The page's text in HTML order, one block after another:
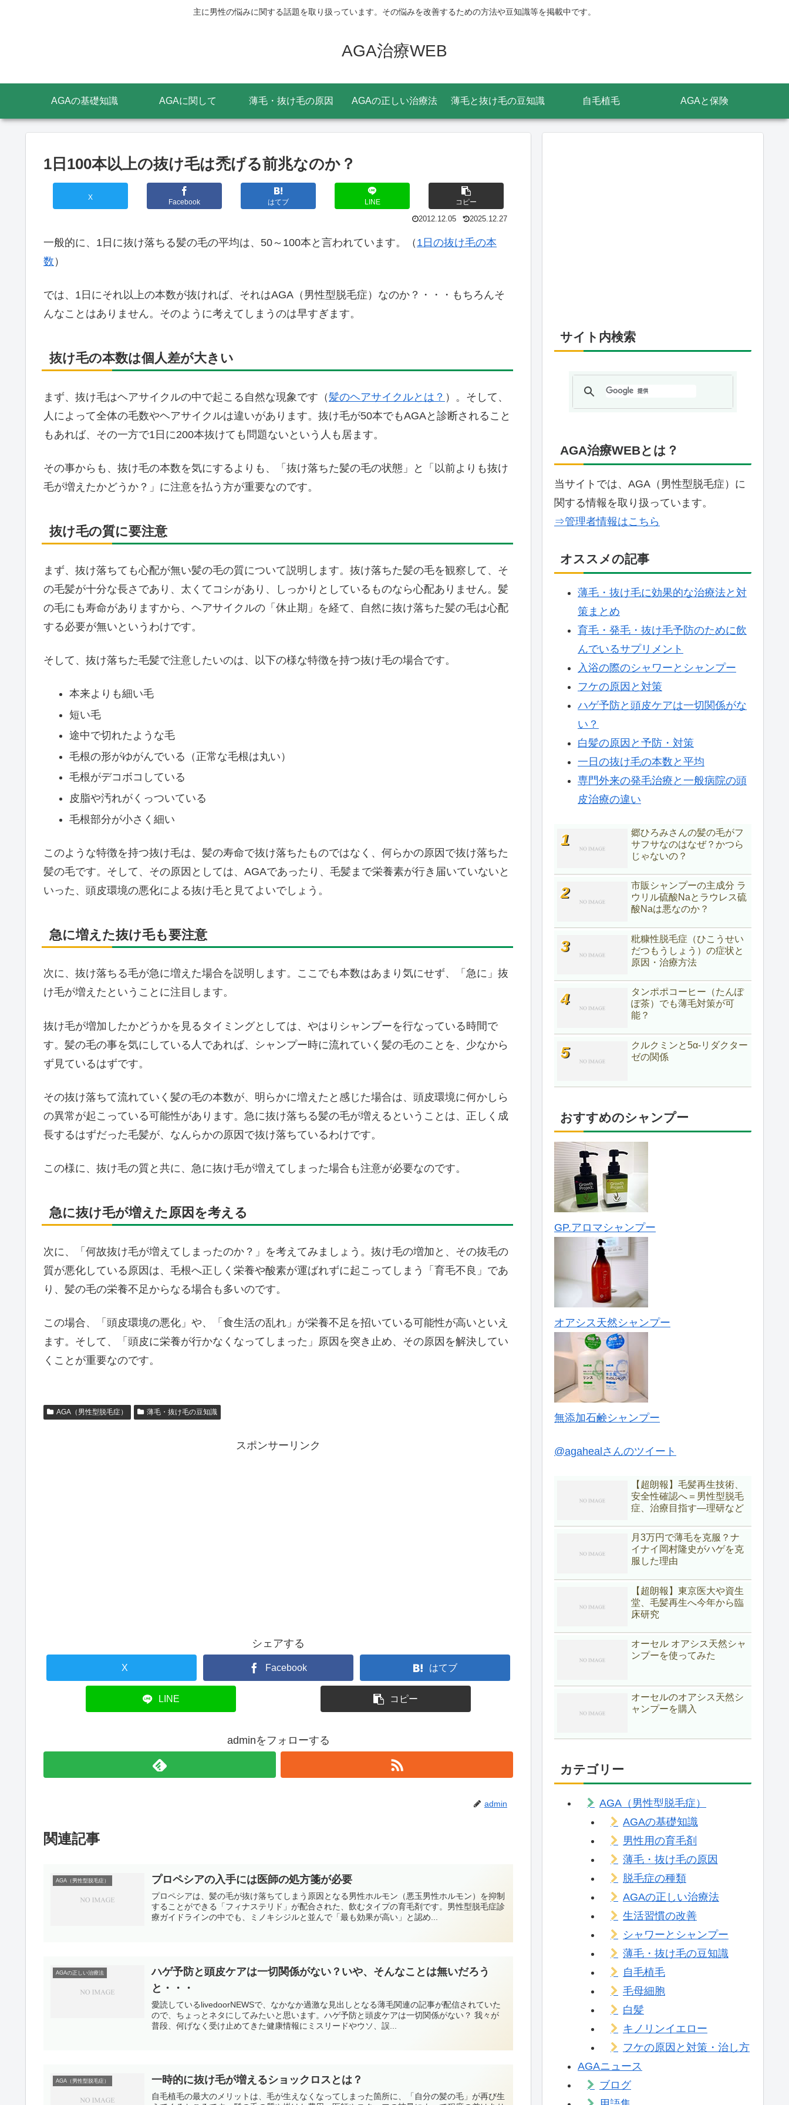
主に男性の悩みに関する話題を取り扱っています。その悩みを改善するための方法や豆知識等を掲載中です。
AGA治療WEB
AGAの基礎知識 AGAに関して 薄毛・抜け毛の原因 AGAの正しい治療法 薄毛と抜け毛の豆知識 自毛植毛 AGAと保険
1日100本以上の抜け毛は禿げる前兆なのか？
X
Facebook はてブ LINE コピー
2012.12.05 2025.12.27
一般的に、1日に抜け落ちる髪の毛の平均は、50～100本と言われています。（ 1日の抜け毛の本
数 ）
では、1日にそれ以上の本数が抜ければ、それはAGA（男性型脱毛症）なのか？・・・もちろんそ
んなことはありません。そのように考えてしまうのは早すぎます。
抜け毛の本数は個人差が大きい
まず、抜け毛はヘアサイクルの中で起こる自然な現象です（髪のヘアサイクルとは？ ）。そして、
人によって全体の毛数やヘアサイクルは違いがあります。抜け毛が50本でもAGAと診断されること
もあれば、その一方で1日に200本抜けても問題ないという人も居ます。
その事からも、抜け毛の本数を気にするよりも、「抜け落ちた髪の毛の状態」と「以前よりも抜け
毛が増えたかどうか？」に注意を払う方が重要なのです。
抜け毛の質に要注意
まず、抜け落ちても心配が無い髪の毛の質について説明します。抜け落ちた髪の毛を観察して、そ
の毛髪が十分な長さであり、太くてコシがあり、しっかりとしているものなら心配ありません。髪
の毛にも寿命がありますから、ヘアサイクルの「休止期」を経て、自然に抜け落ちた髪の毛は心配
する必要が無いというわけです。
そして、抜け落ちた毛髪で注意したいのは、以下の様な特徴を持つ抜け毛の場合です。
本来よりも細い毛
短い毛
途中で切れたような毛
毛根の形がゆがんでいる（正常な毛根は丸い）
毛根がデコボコしている
皮脂や汚れがくっついている
毛根部分が小さく細い
このような特徴を持つ抜け毛は、髪の寿命で抜け落ちたものではなく、何らかの原因で抜け落ちた
髪の毛です。そして、その原因としては、AGAであったり、毛髪まで栄養素が行き届いていないと
いった、頭皮環境の悪化による抜け毛と見てよいでしょう。
急に増えた抜け毛も要注意
次に、抜け落ちる毛が急に増えた場合を説明します。ここでも本数はあまり気にせず、「急に」抜
け毛が増えたということに注目します。
抜け毛が増加したかどうかを見るタイミングとしては、やはりシャンプーを行なっている時間で
す。髪の毛の事を気にしている人であれば、シャンプー時に流れていく髪の毛のことを、少なから
ず見ているはずです。
その抜け落ちて流れていく髪の毛の本数が、明らかに増えたと感じた場合は、頭皮環境に何かしら
の異常が起こっている可能性があります。急に抜け落ちる髪の毛が増えるということは、正しく成
長するはずだった毛髪が、なんらかの原因で抜け落ちているわけです。
この様に、抜け毛の質と共に、急に抜け毛が増えてしまった場合も注意が必要なのです。
急に抜け毛が増えた原因を考える
次に、「何故抜け毛が増えてしまったのか？」を考えてみましょう。抜け毛の増加と、その抜毛の
質が悪化している原因は、毛根へ正しく栄養や酸素が運ばれずに起こってしまう「育毛不良」であ
り、髪の毛の栄養不足からなる場合も多いのです。
この場合、「頭皮環境の悪化」や、「食生活の乱れ」が栄養不足を招いている可能性が高いといえ
ます。そして、「頭皮に栄養が行かなくなってしまった」原因を突き止め、その原因を解決してい
くことが重要なのです。
AGA（男性型脱毛症） 薄毛・抜け毛の豆知識
スポンサーリンク
シェアする
X Facebook はてブ
LINE コピー
adminをフォローする
admin
関連記事
AGA（男性型脱毛症） プロペシアの入手には医師の処方箋が必要
プロペシアは、髪の毛が抜け落ちてしまう原因となる男性ホルモン（悪玉男性ホルモン）を抑制
することができる「フィナステリド」が配合された、飲むタイプの育毛剤です。男性型脱毛症診
療ガイドラインの中でも、ミノキシジルと並んで「最も効果が高い」と認め...
AGAの正しい治療法
ハゲ予防と頭皮ケアは一切関係がない？いや、そんなことは無いだろう
と・・・
愛読しているlivedoorNEWSで、なかなか過激な見出しとなる薄毛関連の記事が配信されていた
ので、ちょっとネタにしてみたいと思います。ハゲ予防と頭皮ケアは一切関係がない？ 我々が
普段、何げなく受け止めてきた健康情報にミスリードやウソ、誤...
AGA（男性型脱毛症） 一時的に抜け毛が増えるショックロスとは？
自毛植毛の最大のメリットは、毛が生えなくなってしまった箇所に、「自分の髪の毛」が再び生
サイト内検索
AGA治療WEBとは？
当サイトでは、AGA（男性型脱毛症）に
関する情報を取り扱っています。
⇒管理者情報はこちら
オススメの記事
薄毛・抜け毛に効果的な治療法と対
策まとめ
育毛・発毛・抜け毛予防のために飲
んでいるサプリメント
入浴の際のシャワーとシャンプー
フケの原因と対策
ハゲ予防と頭皮ケアは一切関係がな
い？
白髪の原因と予防・対策
一日の抜け毛の本数と平均
専門外来の発毛治療と一般病院の頭
皮治療の違い
郷ひろみさんの髪の毛がフ
サフサなのはなぜ？かつら
じゃないの？
市販シャンプーの主成分 ラ
ウリル硫酸Naとラウレス硫
酸Naは悪なのか？
粃糠性脱毛症（ひこうせい
だつもうしょう）の症状と
原因・治療方法
タンポポコーヒー（たんぽ
ぽ茶）でも薄毛対策が可
能？
クルクミンと5α-リダクター
ゼの関係
おすすめのシャンプー
GP.アロマシャンプー
オアシス天然シャンプー
無添加石鹸シャンプー
@agahealさんのツイート
【超朗報】毛髪再生技術、
安全性確認へ＝男性型脱毛
症、治療目指す―理研など
月3万円で薄毛を克服？ナ
イナイ岡村隆史がハゲを克
服した理由
【超朗報】東京医大や資生
堂、毛髪再生へ今年から臨
床研究
オーセル オアシス天然シャ
ンプーを使ってみた
オーセルのオアシス天然シ
ャンプーを購入
カテゴリー
AGA（男性型脱毛症）
AGAの基礎知識
男性用の育毛剤
薄毛・抜け毛の原因
脱毛症の種類
AGAの正しい治療法
生活習慣の改善
シャワーとシャンプー
薄毛・抜け毛の豆知識
自毛植毛
毛母細胞
白髪
キノリンイエロー
フケの原因と対策・治し方
AGAニュース
ブログ